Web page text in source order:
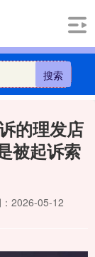
搜索
的理发店
被起诉索
：2026-05-12